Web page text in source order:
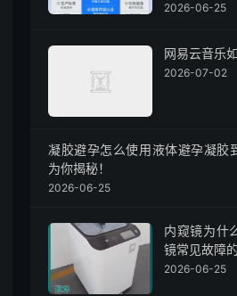
2026-06-25
网易云音乐
2026-07-02
凝胶避孕怎么使用液体避孕凝胶
为你揭秘！
2026-06-25
内窥镜为什
镜常见故障
2026-06-25